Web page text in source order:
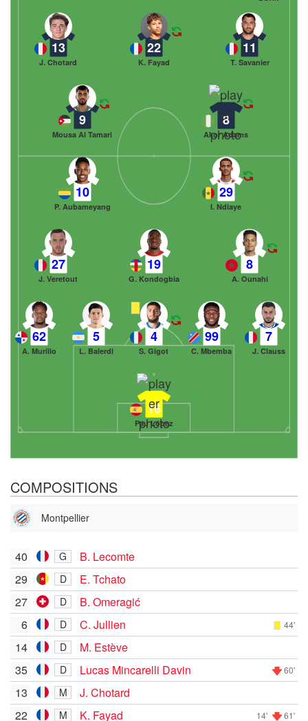
11
T. Savanier
22
K. Fayad
13
J. Chotard
8
Akor Adams
9
Mousa Al Tamari
16
Pau López
62
A. Murillo
5
L. Balerdi
4
S. Gigot
99
C. Mbemba
7
J. Clauss
27
J. Veretout
19
G. Kondogbia
8
A. Ounahi
10
P. Aubameyang
29
I. Ndiaye
COMPOSITIONS
Montpellier
40 G
B. Lecomte
29
D
E. Tchato
27
D
B. Omeragić
6
D C. Jullien 44'
14 D
M. Estève
35
D Lucas Mincarelli Davin 60'
13 M
J. Chotard
22
M K. Fayad 14' 61'